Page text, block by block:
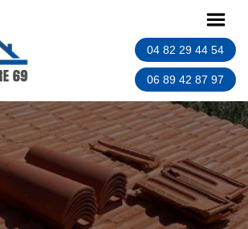
04 82 29 44 54
06 89 42 87 97